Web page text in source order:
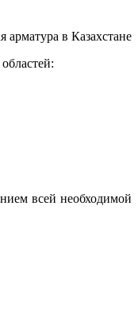
всей необходимой